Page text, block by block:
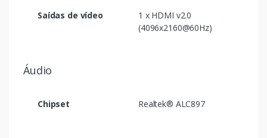
Saídas de vídeo
1 x HDMI v2.0
(4096x2160@60Hz)
Áudio
Chipset Realtek® ALC897